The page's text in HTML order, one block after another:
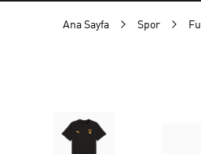
Ana Sayfa Spor